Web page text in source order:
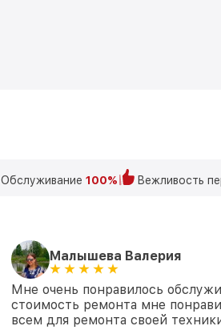
Обслуживание 100% Вежливость
Малышева Валерия
Мне очень понравилось
стоимость ремонта мне
всем для ремонта своей